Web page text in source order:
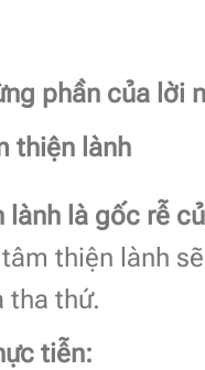
phần của lời
thiện lành
lành là gốc rễ
thiện lành
tha thứ.
tiễn: